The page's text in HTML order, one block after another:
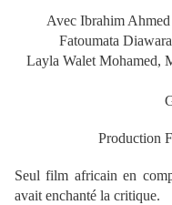
Avec Ibrahim
Fatoumata
Layla Walet Mohamed,
Production
Seul film africain en
avait enchanté la critique.